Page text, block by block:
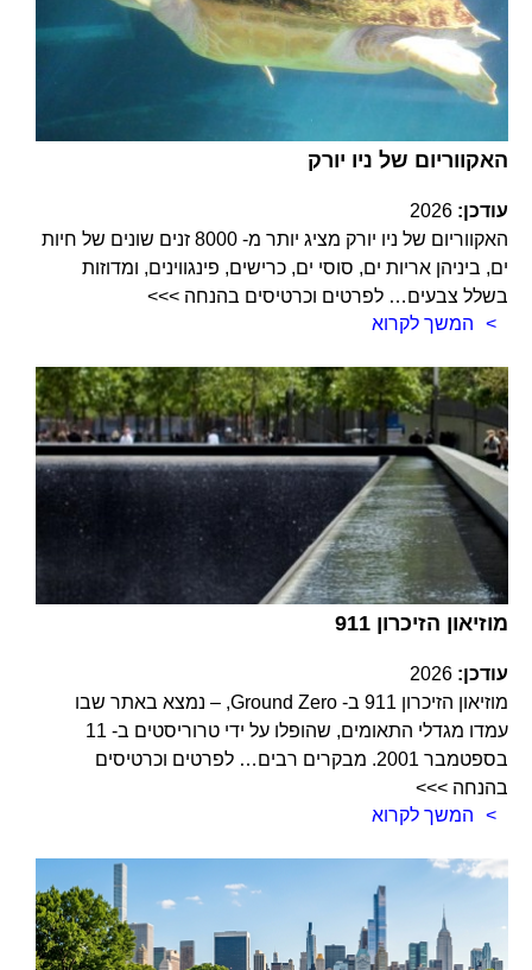
האקווריום של ניו יורק
עודכן: 2026
האקווריום של ניו יורק מציג יותר מ- 8000 זנים שונים של חיות
ים, ביניהן אריות ים, סוסי ים, כרישים, פינגווינים, ומדוזות
בשלל צבעים… לפרטים וכרטיסים בהנחה >>>
המשך לקרוא
מוזיאון הזיכרון 911
עודכן: 2026
מוזיאון הזיכרון 911 ב- Ground Zero, – נמצא באתר שבו
עמדו מגדלי התאומים, שהופלו על ידי טרוריסטים ב- 11
בספטמבר 2001. מבקרים רבים… לפרטים וכרטיסים
בהנחה >>>
המשך לקרוא